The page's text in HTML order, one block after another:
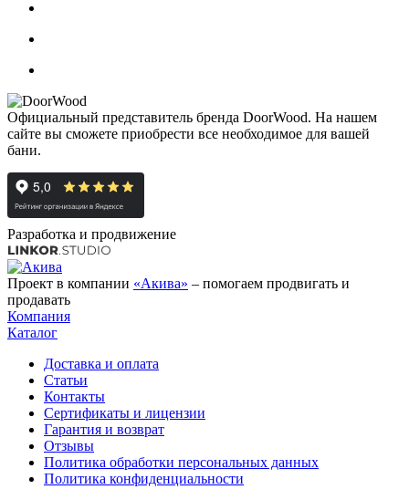
Официальный представитель бренда DoorWood. На нашем
сайте вы сможете приобрести все необходимое для вашей
бани.
Разработка и продвижение
Проект в компании «Акива» – помогаем продвигать и
продавать
Компания
Каталог
Доставка и оплата
Статьи
Контакты
Сертификаты и лицензии
Гарантия и возврат
Отзывы
Политика обработки персональных данных
Политика конфиденциальности